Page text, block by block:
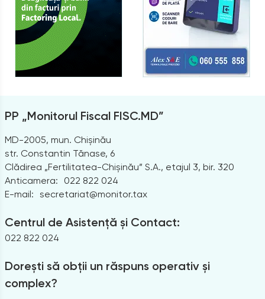
PP „Monitorul Fiscal FISC.MD”
MD-2005, mun. Chișinău
str. Constantin Tănase, 6
Clădirea „Fertilitatea-Chișinău” S.A., etajul 3, bir. 320
Anticamera:
022 822 024
E-mail: secretariat@monitor.tax
Centrul de Asistență și Contact:
022 822 024
Dorești să obții un răspuns operativ și
complex?